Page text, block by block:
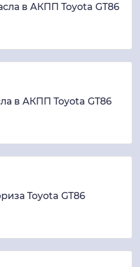
в АКПП Toyota GT86
в АКПП Toyota GT86
Toyota GT86